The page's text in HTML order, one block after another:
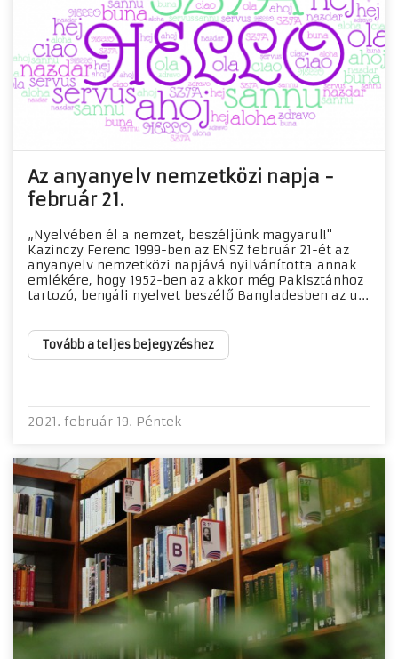
Az anyanyelv nemzetközi napja -
február 21.
„Nyelvében él a nemzet, beszéljünk magyarul!"
Kazinczy Ferenc 1999-ben az ENSZ február 21-ét az
anyanyelv nemzetközi napjává nyilvánította annak
emlékére, hogy 1952-ben az akkor még Pakisztánhoz
tartozó, bengáli nyelvet beszélő Bangladesben az u...
Tovább a teljes bejegyzéshez
2021. február 19. Péntek